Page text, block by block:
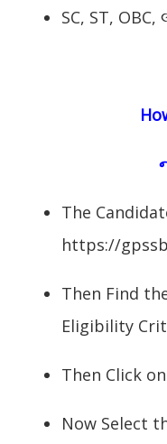
SC, ST,
The
https://
Then Find
Eligibility
Then Click
Now Select